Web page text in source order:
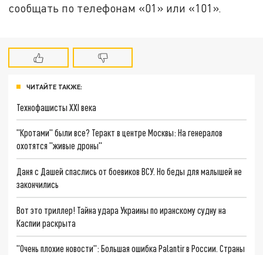
сообщать по телефонам «01» или «101».
ЧИТАЙТЕ ТАКЖЕ:
Технофашисты XXI века
"Кротами" были все? Теракт в центре Москвы: На генералов
охотятся "живые дроны"
Даня с Дашей спаслись от боевиков ВСУ. Но беды для малышей не
закончились
Вот это триллер! Тайна удара Украины по иранскому судну на
Каспии раскрыта
"Очень плохие новости": Большая ошибка Palantir в России. Страны